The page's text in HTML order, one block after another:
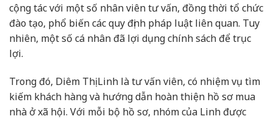
cộng tác với một số nhân viên tư vấn, đồng thời tổ chức
đào tạo, phổ biến các quy định pháp luật liên quan. Tuy
nhiên, một số cá nhân đã lợi dụng chính sách để trục
lợi.
Trong đó, Diêm Thị Linh là tư vấn viên, có nhiệm vụ tìm
kiếm khách hàng và hướng dẫn hoàn thiện hồ sơ mua
nhà ở xã hội. Với mỗi bộ hồ sơ, nhóm của Linh được